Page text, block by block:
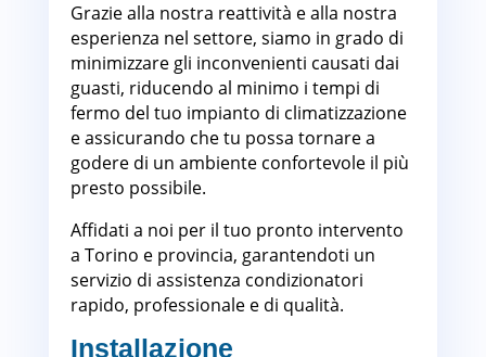
Grazie alla nostra reattività e alla nostra
esperienza nel settore, siamo in grado di
minimizzare gli inconvenienti causati dai
guasti, riducendo al minimo i tempi di
fermo del tuo impianto di climatizzazione
e assicurando che tu possa tornare a
godere di un ambiente confortevole il più
presto possibile.
Affidati a noi per il tuo pronto intervento
a Torino e provincia, garantendoti un
servizio di assistenza condizionatori
rapido, professionale e di qualità.
Installazione